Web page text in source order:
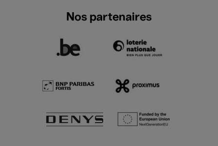
Nos partenaires